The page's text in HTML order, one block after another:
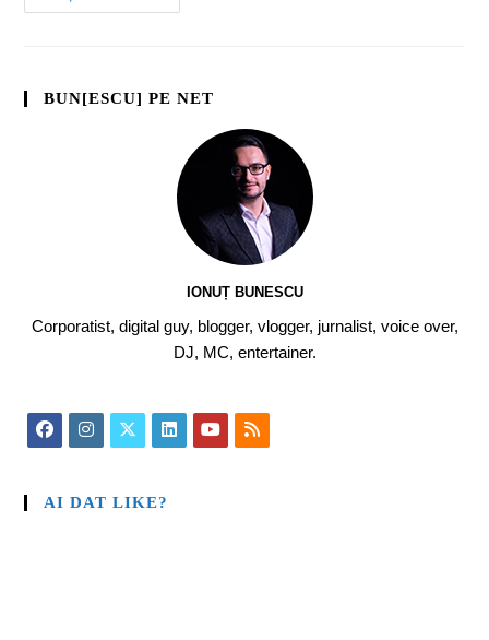
BUN[ESCU] PE NET
IONUȚ BUNESCU
Corporatist, digital guy, blogger, vlogger, jurnalist, voice over,
DJ, MC, entertainer.
AI DAT LIKE?